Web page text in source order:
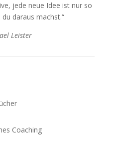
jede neue Idee ist nur so
daraus machst.“
Leister
Coaching